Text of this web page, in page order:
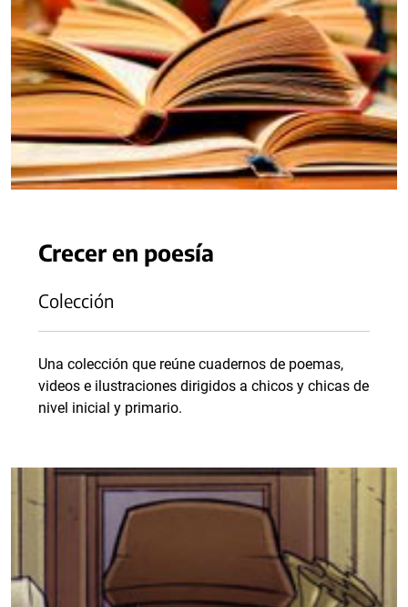
Crecer en poesía
Colección
Una colección que reúne cuadernos de poemas,
videos e ilustraciones dirigidos a chicos y chicas de
nivel inicial y primario.